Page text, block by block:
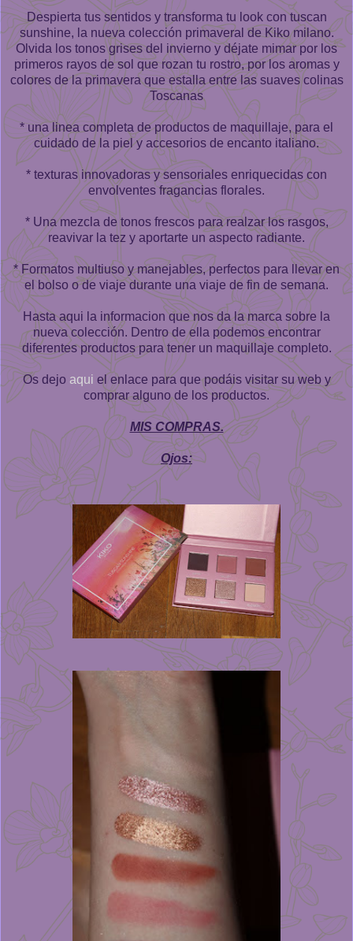
Despierta tus sentidos y transforma tu look con tuscan
sunshine, la nueva colección primaveral de Kiko milano.
Olvida los tonos grises del invierno y déjate mimar por los
primeros rayos de sol que rozan tu rostro, por los aromas y
colores de la primavera que estalla entre las suaves colinas
Toscanas
* una linea completa de productos de maquillaje, para el
cuidado de la piel y accesorios de encanto italiano.
* texturas innovadoras y sensoriales enriquecidas con
envolventes fragancias florales.
* Una mezcla de tonos frescos para realzar los rasgos,
reavivar la tez y aportarte un aspecto radiante.
* Formatos multiuso y manejables, perfectos para llevar en
el bolso o de viaje durante una viaje de fin de semana.
Hasta aqui la informacion que nos da la marca sobre la
nueva colección. Dentro de ella podemos encontrar
diferentes productos para tener un maquillaje completo.
Os dejo aqui el enlace para que podáis visitar su web y
comprar alguno de los productos.
MIS COMPRAS.
Ojos: